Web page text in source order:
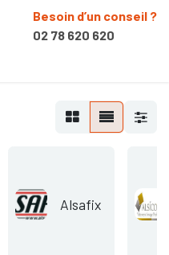
Besoin d’un conseil ?
02 78 620 620
Alsafix